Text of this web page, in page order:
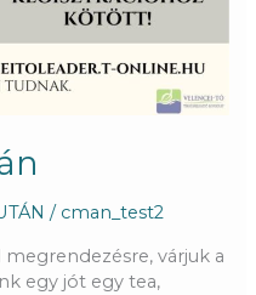
/ cman_test2
várjuk a
egy jót egy tea,